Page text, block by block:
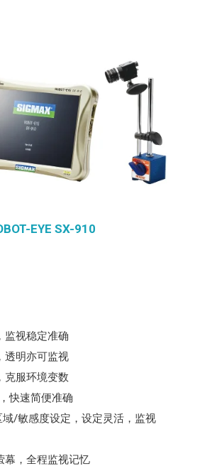
EYE SX-910
监视稳定准确
透明亦可监视
克服环境变数
快速简便准确
/敏感度设定，设定灵活，监视
幕，全程监视记忆